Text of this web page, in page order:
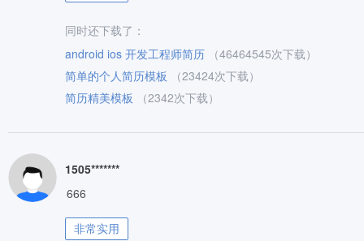
同时还下载了：
android ios 开发工程师简历
（46464545次下载）
简单的个人简历模板
（23424次下载）
简历精美模板
（2342次下载）
1505*******
666
非常实用